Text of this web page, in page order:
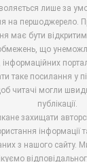
лише за
на першоджерело.
має бути
обмежень, що
таке посилання у
читачі могли
публікації.
захищати
інформації
з нашого сайту.